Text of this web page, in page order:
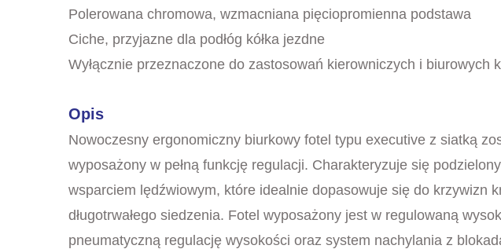
Polerowana chromowa, wzmacniana pięciopromienna podstawa
Ciche, przyjazne dla podłóg kółka jezdne
Wyłącznie przeznaczone do zastosowań kierowniczych i biurowych
Opis
Nowoczesny ergonomiczny biurkowy fotel typu executive z siatką
wyposażony w pełną funkcję regulacji. Charakteryzuje się
wsparciem lędźwiowym, które idealnie dopasowuje się do krzywizn
długotrwałego siedzenia. Fotel wyposażony jest w regulowaną
pneumatyczną regulację wysokości oraz system nachylania z